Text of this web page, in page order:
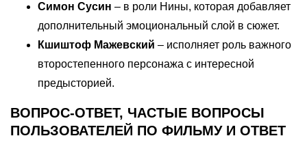
Симон Сусин – в роли Нины, которая добавляет
дополнительный эмоциональный слой в сюжет.
Кшиштоф Мажевский – исполняет роль важного
второстепенного персонажа с интересной
предысторией.
ВОПРОС-ОТВЕТ, ЧАСТЫЕ ВОПРОСЫ
ПОЛЬЗОВАТЕЛЕЙ ПО ФИЛЬМУ И ОТВЕТ